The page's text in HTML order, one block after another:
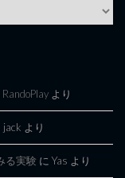
RandoPlay より
jack より
る実験 に Yas より